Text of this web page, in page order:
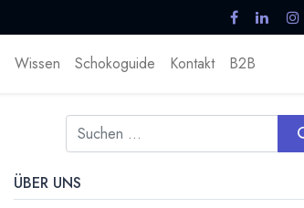
Wissen Schokoguide Kontakt B2B
ÜBER UNS